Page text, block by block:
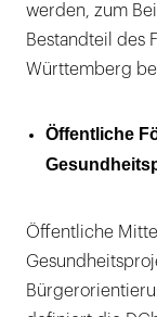
werden, zum
Bestandteil des
Württemberg
Öffentliche
Öffentliche